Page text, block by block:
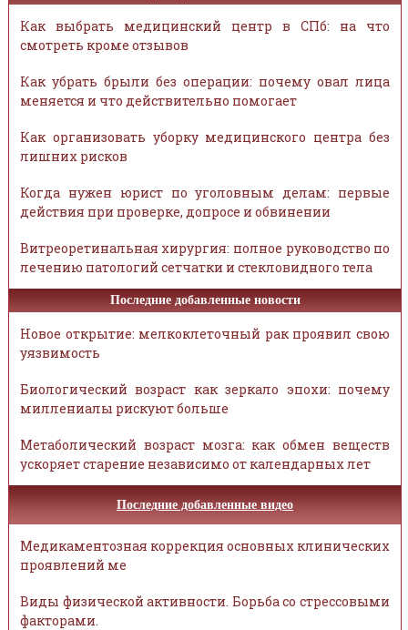
Как выбрать медицинский центр в СПб: на что
смотреть кроме отзывов
Как убрать брыли без операции: почему овал лица
меняется и что действительно помогает
Как организовать уборку медицинского центра без
лишних рисков
Когда нужен юрист по уголовным делам: первые
действия при проверке, допросе и обвинении
Витреоретинальная хирургия: полное руководство по
лечению патологий сетчатки и стекловидного тела
Последние добавленные новости
Новое открытие: мелкоклеточный рак проявил свою
уязвимость
Биологический возраст как зеркало эпохи: почему
миллениалы рискуют больше
Метаболический возраст мозга: как обмен веществ
ускоряет старение независимо от календарных лет
Последние добавленные видео
Медикаментозная коррекция основных клинических
проявлений ме
Виды физической активности. Борьба со стрессовыми
факторами.